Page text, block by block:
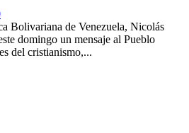
Bolivariana de Venezuela, Nicolás
domingo un mensaje al Pueblo
del cristianismo,...